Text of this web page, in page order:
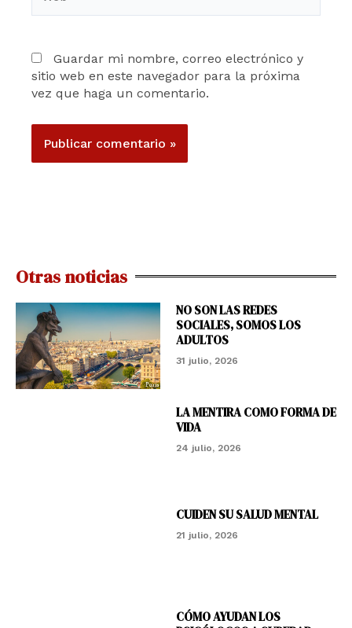
Guardar mi nombre, correo electrónico y
sitio web en este navegador para la próxima
vez que haga un comentario.
Otras noticias
NO SON LAS REDES
SOCIALES, SOMOS LOS
ADULTOS
31 julio, 2026
LA MENTIRA COMO FORMA DE
VIDA
24 julio, 2026
CUIDEN SU SALUD MENTAL
21 julio, 2026
CÓMO AYUDAN LOS